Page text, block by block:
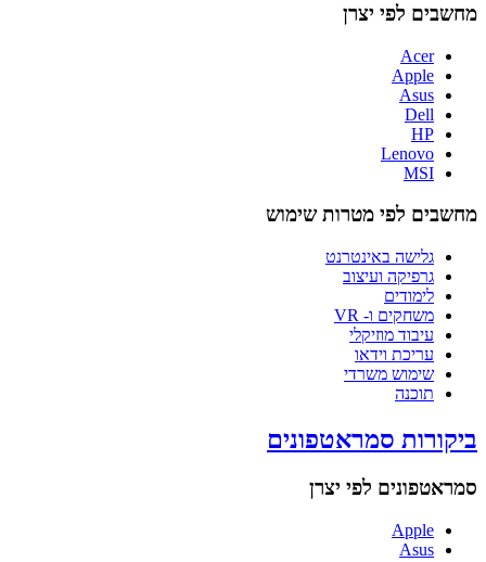
מחשבים לפי יצרן
Acer
Apple
Asus
Dell
HP
Lenovo
MSI
מחשבים לפי מטרות שימוש
גלישה באינטרנט
גרפיקה ועיצוב
לימודים
משחקים ו- VR
עיבוד מוזיקלי
עריכת וידאו
שימוש משרדי
תוכנה
ביקורות סמראטפונים
סמראטפונים לפי יצרן
Apple
Asus